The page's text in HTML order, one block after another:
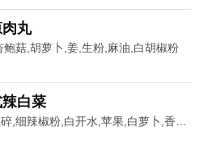
丸
鲍菇,胡萝卜,姜,生粉,麻油,白胡椒粉
白菜